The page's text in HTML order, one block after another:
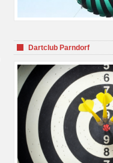
Dartclub Parndorf